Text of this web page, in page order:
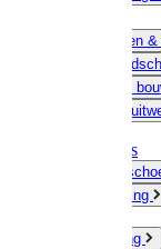
Slijpschijven
IJzerwaren
Hang en
Disposables
Regenkleding
Werkkleding